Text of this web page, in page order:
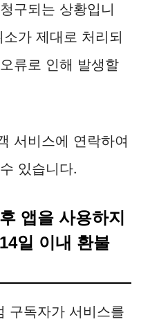
구되는 상황입니
가 제대로 처리되
류로 인해 발생할
서비스에 연락하여
있습니다.
앱을 사용하지
일 이내 환불
구독자가 서비스를